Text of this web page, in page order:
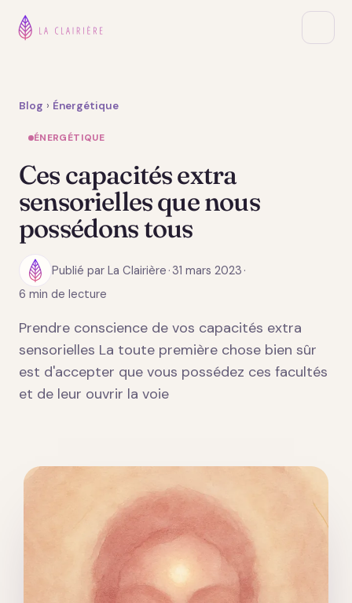
Blog › Énergétique
ÉNERGÉTIQUE
Ces capacités extra
sensorielles que nous
possédons tous
Publié par La Clairière · 31 mars 2023 ·
6 min de lecture
Prendre conscience de vos capacités extra
sensorielles La toute première chose bien sûr
est d'accepter que vous possédez ces facultés
et de leur ouvrir la voie